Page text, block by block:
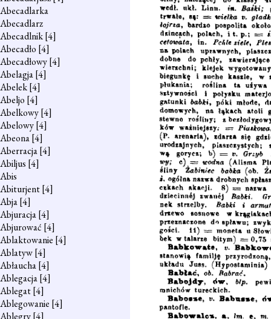
Abecadlarka
Abecadlarz
Abecadlnik[4]
Abecadło [4]
Abecadłowy[4]
Abelagja[4]
Abelek[4]
Abeljo [4]
Abelkowy[4]
Abelowy[4]
Abeona[4]
Aberracja[4]
Abiljus [4]
Abis
Abiturjent[4]
Abja[4]
Abjuracja[4]
Abjurować [4]
Ablaktowanie [4]
Ablatyw[4]
Abłaucha[4]
Ablegacja[4]
Ablegat[4]
Ablegowanie [4]
Ablegry[4]